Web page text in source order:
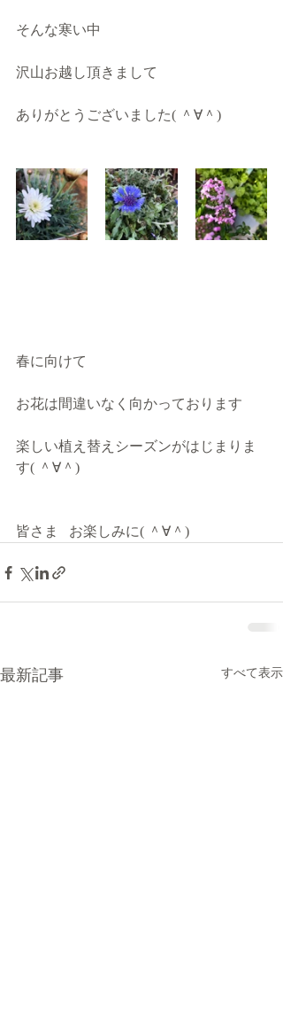
そんな寒い中
沢山お越し頂きまして
ありがとうございました( ＾∀＾)
春に向けて
お花は間違いなく向かっております
楽しい植え替えシーズンがはじまりま
す( ＾∀＾)
皆さま   お楽しみに( ＾∀＾)
最新記事 すべて表示